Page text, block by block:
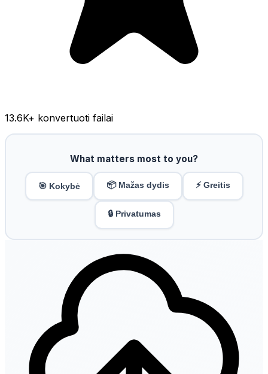
13.6K+ konvertuoti failai
What matters most to you?
🎯 Kokybė 📦 Mažas dydis ⚡ Greitis
🔒 Privatumas